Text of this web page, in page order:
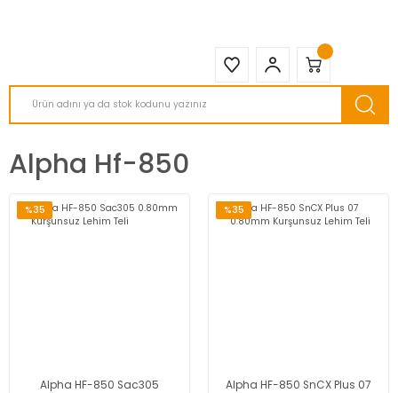
Alpha Hf-850
%35
Alpha HF-850 Sac305
%35
Alpha HF-850 SnCX Plus 07